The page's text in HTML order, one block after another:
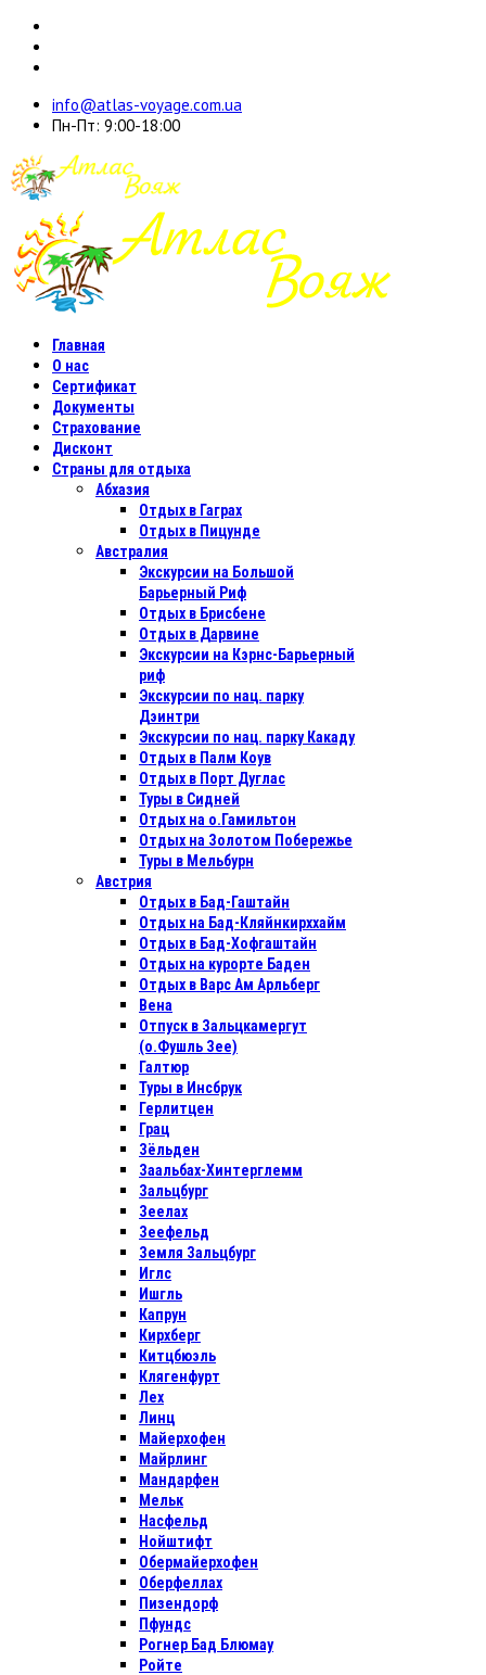
info@atlas-voyage.com.ua
Пн-Пт: 9:00-18:00
Главная
О нас
Сертификат
Документы
Страхование
Дисконт
Страны для отдыха
Абхазия
Отдых в Гаграх
Отдых в Пицунде
Австралия
Экскурсии на Большой
Барьерный Риф
Отдых в Бриcбене
Отдых в Дарвине
Экскурсии на Кэрнс-Барьерный
риф
Экскурсии по нац. парку
Дэинтри
Экскурсии по нац. парку Какаду
Отдых в Палм Коув
Отдых в Порт Дуглас
Туры в Сидней
Отдых на о.Гамильтон
Отдых на Золотом Побережье
Туры в Мельбурн
Австрия
Отдых в Бад-Гаштайн
Отдых на Бад-Кляйнкирххайм
Отдых в Бад-Хофгаштайн
Отдых на курорте Баден
Отдых в Варс Ам Арльберг
Вена
Отпуск в Зальцкамергут
(о.Фушль Зее)
Галтюр
Туры в Инсбрук
Герлитцен
Грац
Зёльден
Заальбах-Хинтерглемм
Зальцбург
Зеелах
Зеефельд
Земля Зальцбург
Иглс
Ишгль
Капрун
Кирхберг
Китцбюэль
Клягенфурт
Лех
Линц
Майерхофен
Майрлинг
Мандарфен
Мельк
Насфельд
Нойштифт
Обермайерхофен
Оберфеллах
Пизендорф
Пфундс
Рогнер Бад Блюмау
Ройте